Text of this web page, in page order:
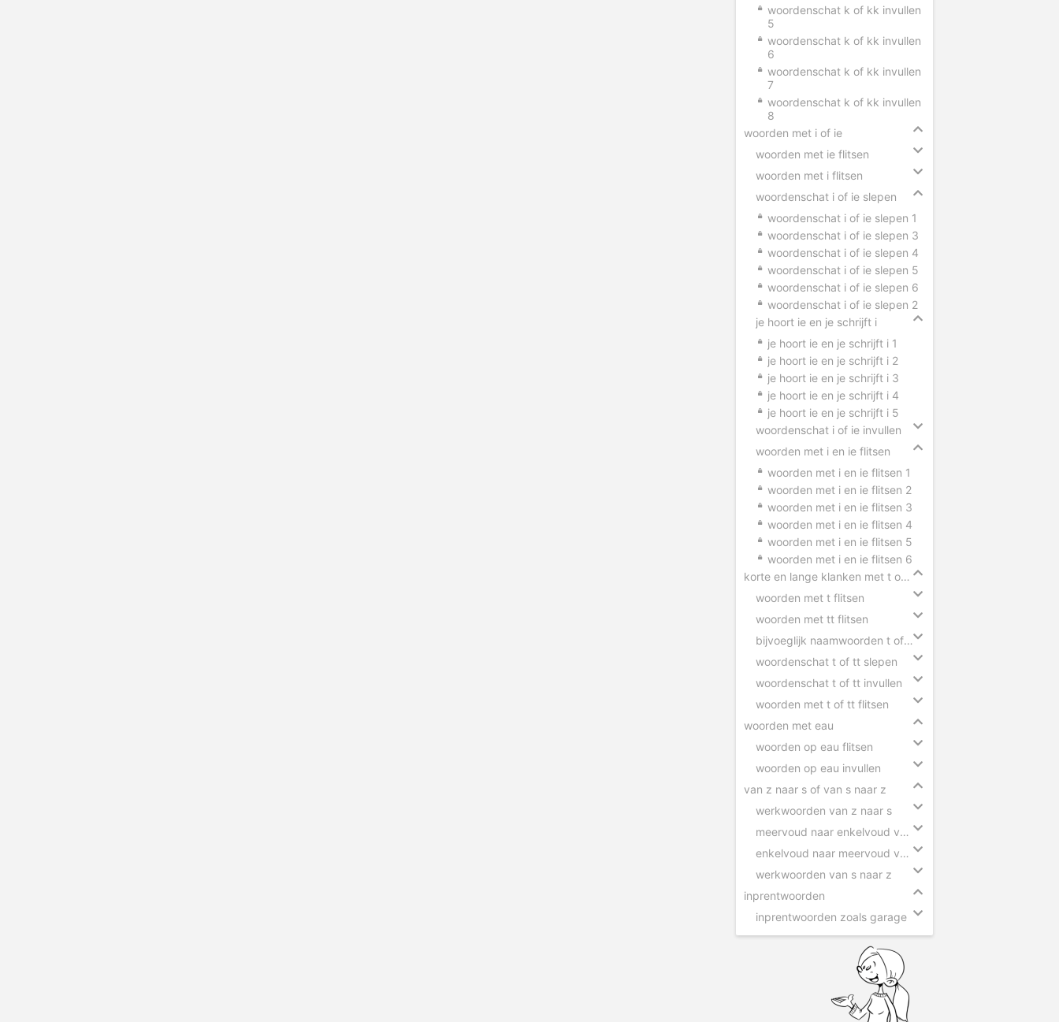
woordenschat k of kk invullen
5
woordenschat k of kk invullen
6
woordenschat k of kk invullen
7
woordenschat k of kk invullen
8
woorden met i of ie
woorden met ie flitsen
woorden met i flitsen
woordenschat i of ie slepen
woordenschat i of ie slepen 1
woordenschat i of ie slepen 3
woordenschat i of ie slepen 4
woordenschat i of ie slepen 5
woordenschat i of ie slepen 6
woordenschat i of ie slepen 2
je hoort ie en je schrijft i
je hoort ie en je schrijft i 1
je hoort ie en je schrijft i 2
je hoort ie en je schrijft i 3
je hoort ie en je schrijft i 4
je hoort ie en je schrijft i 5
woordenschat i of ie invullen
woorden met i en ie flitsen
woorden met i en ie flitsen 1
woorden met i en ie flitsen 2
woorden met i en ie flitsen 3
woorden met i en ie flitsen 4
woorden met i en ie flitsen 5
woorden met i en ie flitsen 6
korte en lange klanken met t of tt
woorden met t flitsen
woorden met tt flitsen
bijvoeglijk naamwoorden t of tt
woordenschat t of tt slepen
woordenschat t of tt invullen
woorden met t of tt flitsen
woorden met eau
woorden op eau flitsen
woorden op eau invullen
van z naar s of van s naar z
werkwoorden van z naar s
meervoud naar enkelvoud van z naar s
enkelvoud naar meervoud van s naar z
werkwoorden van s naar z
inprentwoorden
inprentwoorden zoals garage